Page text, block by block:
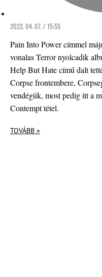
2022. 04. 07. / 15:55
Pain Into Power címmel
vonalas Terror nyolcadik
Help But Hate című dalt
Corpse frontembere,
vendégük, most pedig itt a
Contempt tétel.
TOVÁBB »